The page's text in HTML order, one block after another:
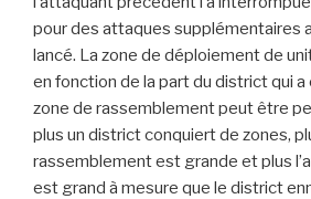
pour des attaques supplémentaires
lancé. La zone de déploiement de
en fonction de la part du district qui a
zone de rassemblement peut être
plus un district conquiert de zones,
rassemblement est grande et plus
est grand à mesure que le district